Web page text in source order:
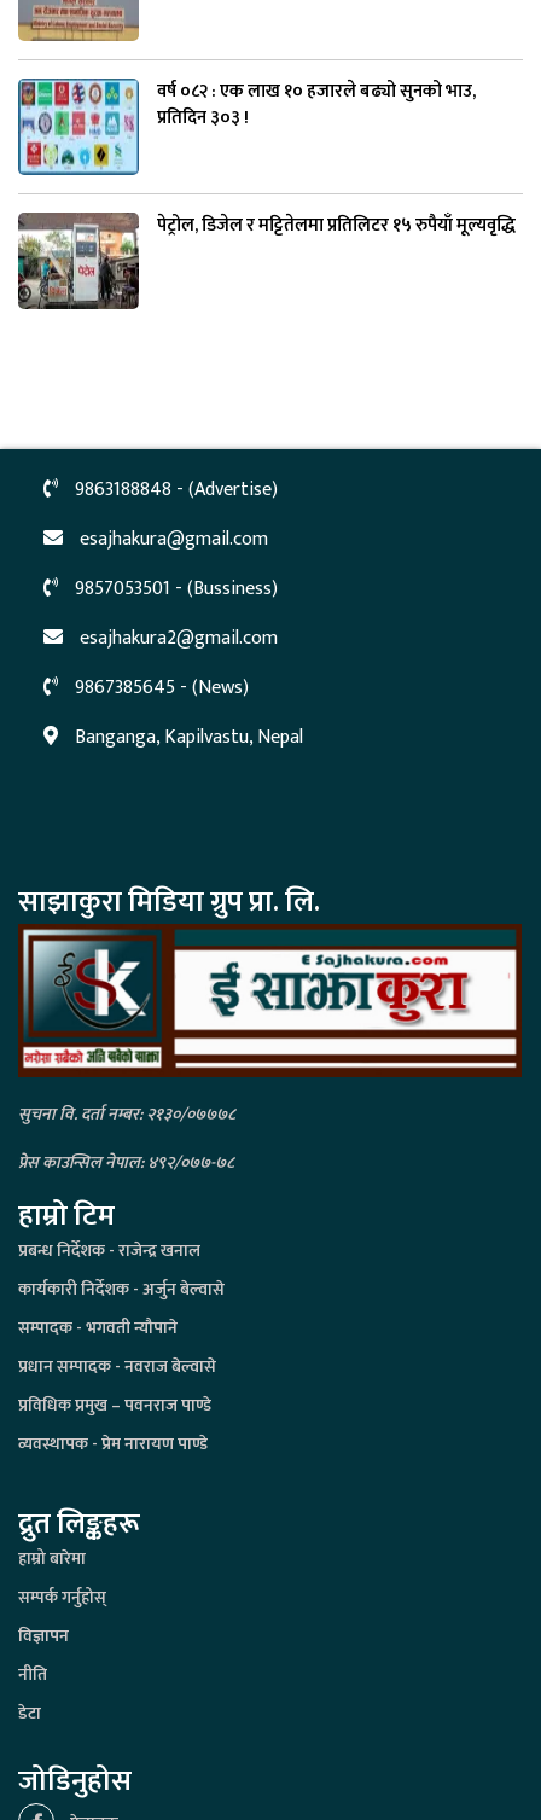
वर्ष ०८२ : एक लाख १० हजारले बढ्यो सुनको भाउ,
प्रतिदिन ३०३ !
पेट्रोल, डिजेल र मट्टितेलमा प्रतिलिटर १५ रुपैयाँ मूल्यवृद्धि
9863188848 - (Advertise)
esajhakura@gmail.com
9857053501 - (Bussiness)
esajhakura2@gmail.com
9867385645 - (News)
Banganga, Kapilvastu, Nepal
साझाकुरा मिडिया ग्रुप प्रा. लि.
सुचना वि. दर्ता नम्बर: २१३०/०७७७८
प्रेस काउन्सिल नेपाल: ४९२/०७७-७८
हाम्रो टिम
प्रबन्ध निर्देशक - राजेन्द्र खनाल
कार्यकारी निर्देशक - अर्जुन बेल्वासे
सम्पादक - भगवती न्यौपाने
प्रधान सम्पादक - नवराज बेल्वासे
प्रविधिक प्रमुख – पवनराज पाण्डे
व्यवस्थापक - प्रेम नारायण पाण्डे
द्रुत लिङ्कहरू
हाम्रो बारेमा
सम्पर्क गर्नुहोस्
विज्ञापन
नीति
डेटा
जोडिनुहोस